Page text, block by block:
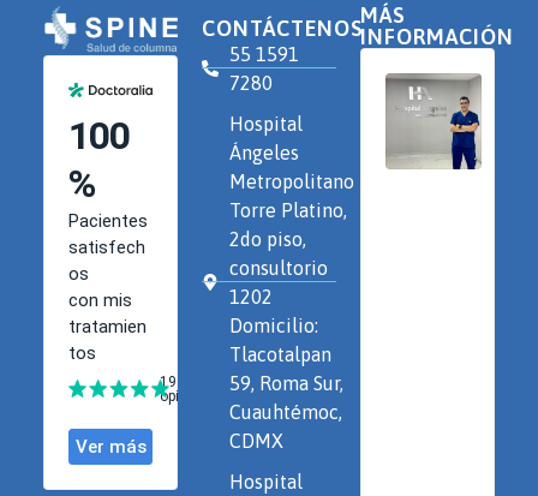
CONTÁCTENOS
55 1591
7280
Hospital
Ángeles
Metropolitano
Torre Platino,
2do piso,
consultorio
1202
Domicilio:
Tlacotalpan
59, Roma Sur,
Cuauhtémoc,
CDMX
Hospital
MÁS
INFORMACIÓN